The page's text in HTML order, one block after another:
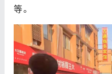
等。